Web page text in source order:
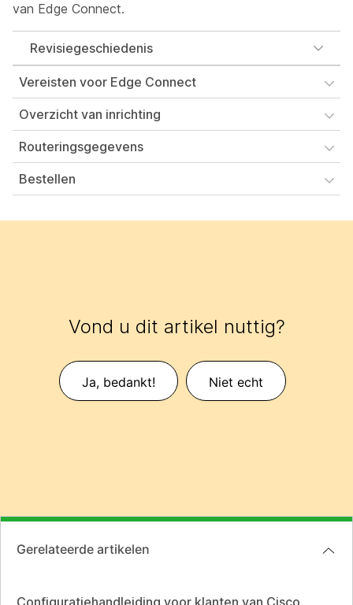
van Edge Connect.
Revisiegeschiedenis
Vereisten voor Edge Connect
Overzicht van inrichting
Routeringsgegevens
Bestellen
Vond u dit artikel nuttig?
Ja, bedankt! Niet echt
Gerelateerde artikelen
Configuratiehandleiding voor klanten van Cisco